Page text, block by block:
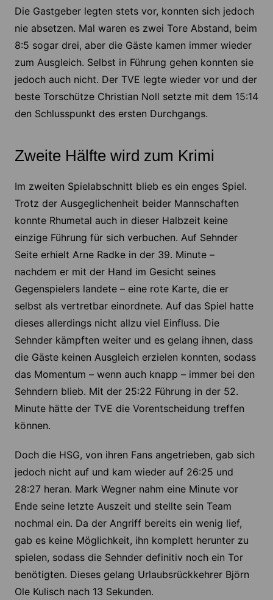
Die Gastgeber legten stets vor, konnten sich jedoch
nie absetzen. Mal waren es zwei Tore Abstand, beim
8:5 sogar drei, aber die Gäste kamen immer wieder
zum Ausgleich. Selbst in Führung gehen konnten sie
jedoch auch nicht. Der TVE legte wieder vor und der
beste Torschütze Christian Noll setzte mit dem 15:14
den Schlusspunkt des ersten Durchgangs.
Zweite Hälfte wird zum Krimi
Im zweiten Spielabschnitt blieb es ein enges Spiel.
Trotz der Ausgeglichenheit beider Mannschaften
konnte Rhumetal auch in dieser Halbzeit keine
einzige Führung für sich verbuchen. Auf Sehnder
Seite erhielt Arne Radke in der 39. Minute –
nachdem er mit der Hand im Gesicht seines
Gegenspielers landete – eine rote Karte, die er
selbst als vertretbar einordnete. Auf das Spiel hatte
dieses allerdings nicht allzu viel Einfluss. Die
Sehnder kämpften weiter und es gelang ihnen, dass
die Gäste keinen Ausgleich erzielen konnten, sodass
das Momentum – wenn auch knapp – immer bei den
Sehndern blieb. Mit der 25:22 Führung in der 52.
Minute hätte der TVE die Vorentscheidung treffen
können.
Doch die HSG, von ihren Fans angetrieben, gab sich
jedoch nicht auf und kam wieder auf 26:25 und
28:27 heran. Mark Wegner nahm eine Minute vor
Ende seine letzte Auszeit und stellte sein Team
nochmal ein. Da der Angriff bereits ein wenig lief,
gab es keine Möglichkeit, ihn komplett herunter zu
spielen, sodass die Sehnder definitiv noch ein Tor
benötigten. Dieses gelang Urlaubsrückkehrer Björn
Ole Kulisch nach 13 Sekunden.